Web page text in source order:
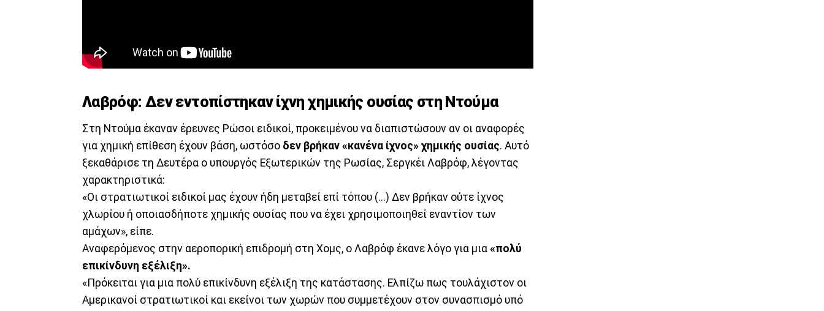
Λαβρόφ: Δεν εντοπίστηκαν ίχνη χημικής ουσίας στη Ντούμα
Στη Ντούμα έκαναν έρευνες Ρώσοι ειδικοί, προκειμένου να διαπιστώσουν αν οι αναφορές
για χημική επίθεση έχουν βάση, ωστόσο δεν βρήκαν «κανένα ίχνος» χημικής ουσίας. Αυτό
ξεκαθάρισε τη Δευτέρα ο υπουργός Εξωτερικών της Ρωσίας, Σεργκέι Λαβρόφ, λέγοντας
χαρακτηριστικά:
«Οι στρατιωτικοί ειδικοί μας έχουν ήδη μεταβεί επί τόπου (...) Δεν βρήκαν ούτε ίχνος
χλωρίου ή οποιασδήποτε χημικής ουσίας που να έχει χρησιμοποιηθεί εναντίον των
αμάχων», είπε.
Αναφερόμενος στην αεροπορική επιδρομή στη Χομς, ο Λαβρόφ έκανε λόγο για μια «πολύ
επικίνδυνη εξέλιξη».
«Πρόκειται για μια πολύ επικίνδυνη εξέλιξη της κατάστασης. Ελπίζω πως τουλάχιστον οι
Αμερικανοί στρατιωτικοί και εκείνοι των χωρών που συμμετέχουν στον συνασπισμό υπό